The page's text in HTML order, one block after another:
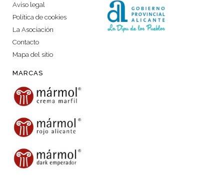
Aviso legal
Política de cookies
La Asociación
Contacto
Mapa del sitio
MARCAS